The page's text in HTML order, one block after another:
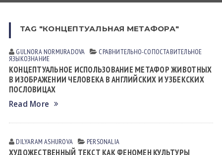
TAG "КОНЦЕПТУАЛЬНАЯ МЕТАФОРА"
GULNORA NORMURADOVA СРАВНИТЕЛЬНО-СОПОСТАВИТЕЛЬНОЕ
ЯЗЫКОЗНАНИЕ
КОНЦЕПТУАЛЬНОЕ ИСПОЛЬЗОВАНИЕ МЕТАФОР ЖИВОТНЫХ
В ИЗОБРАЖЕНИИ ЧЕЛОВЕКА В АНГЛИЙСКИХ И УЗБЕКСКИХ
ПОСЛОВИЦАХ
Read More
DILYARAM АSHUROVА PERSONALIA
ХУДОЖЕСТВЕННЫЙ ТЕКСТ КАК ФЕНОМЕН КУЛЬТУРЫ